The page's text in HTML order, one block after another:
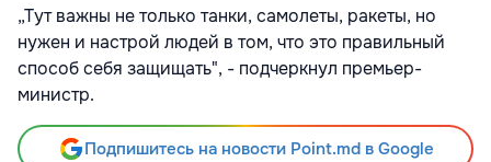
„Тут важны не только танки, самолеты, ракеты, но
нужен и настрой людей в том, что это правильный
способ себя защищать", - подчеркнул премьер-
министр.
Подпишитесь на новости Point.md в Google